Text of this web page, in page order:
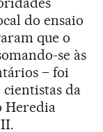
do ensaio
que o
se às
– foi
da
Heredia